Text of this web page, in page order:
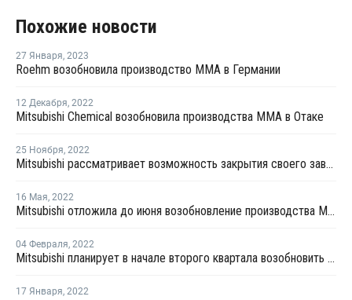
Похожие новости
27 Января, 2023
Roehm возобновила производство ММА в Германии
12 Декабря, 2022
Mitsubishi Chemical возобновила производства ММА в Отаке
25 Ноября, 2022
Mitsubishi рассматривает возможность закрытия своего завода MMA в Великобритании
16 Мая, 2022
Mitsubishi отложила до июня возобновление производства ММА в Великобритании
04 Февраля, 2022
Mitsubishi планирует в начале второго квартала возобновить производство MMA в Великобритании
17 Января, 2022